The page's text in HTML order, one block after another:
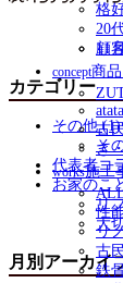
顧
concept商
古
き
works施工
性
リ
古
鉄
格
20
11
カテゴリー
その他 (1)
そ
代表者コ
お家のこ
リ
大
月別アーカイ